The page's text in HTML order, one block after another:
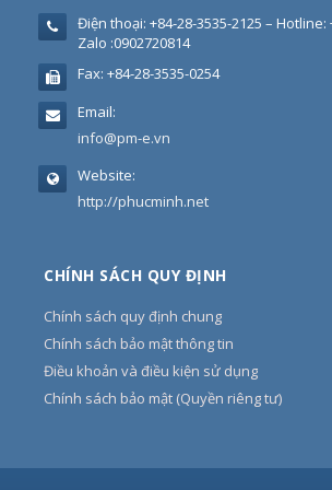
Điện thoại: +84-28-3535-2125 – Hotline:
Zalo :0902720814
Fax: +84-28-3535-0254
Email:
info@pm-e.vn
Website:
http://phucminh.net
CHÍNH SÁCH QUY ĐỊNH
Chính sách quy định chung
Chính sách bảo mật thông tin
Điều khoản và điều kiện sử dụng
Chính sách bảo mật (Quyền riêng tư)